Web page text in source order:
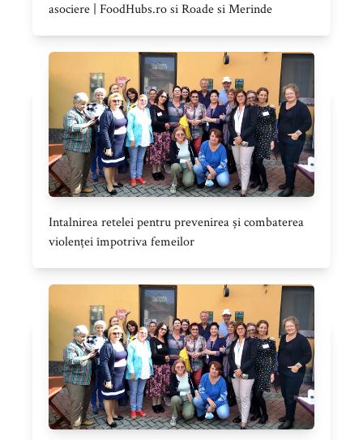
asociere | FoodHubs.ro si Roade si Merinde
Intalnirea retelei pentru prevenirea și combaterea
violenței împotriva femeilor